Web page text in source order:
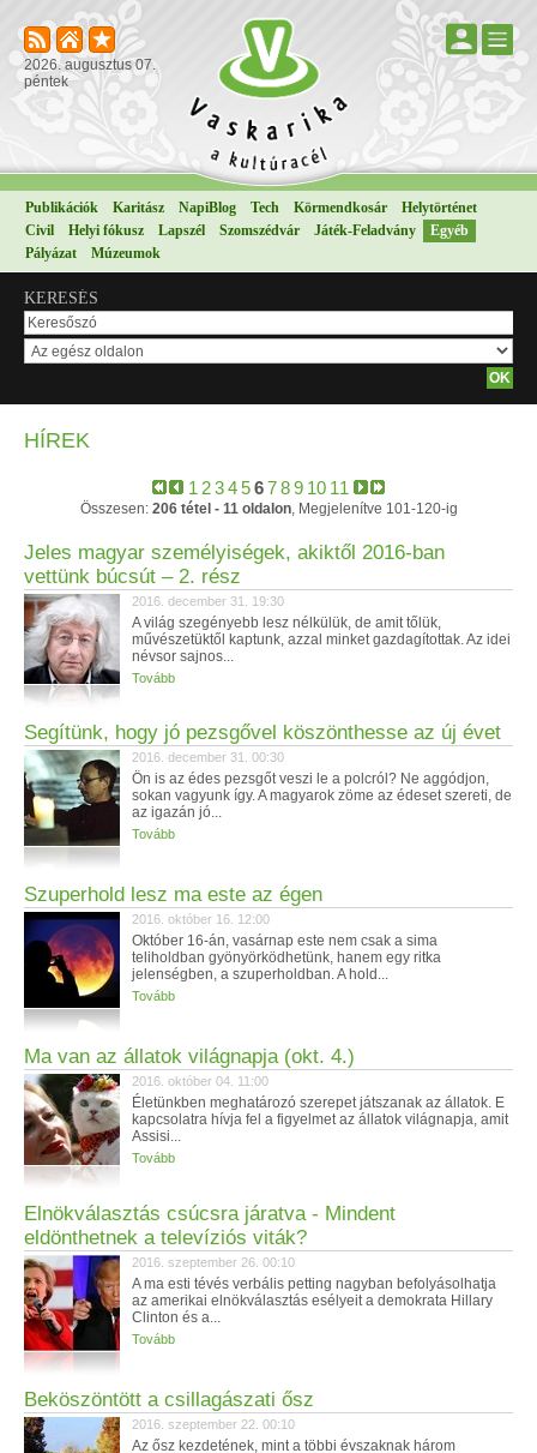
2026. augusztus 07.
péntek
Publikációk Karitász NapiBlog Tech Körmendkosár
Helytörténet
Civil
Helyi fókusz Lapszél Szomszédvár Játék-Feladvány
Egyéb
Pályázat
Múzeumok
KERESÉS
HÍREK
1 23456789 10 11
Összesen: 206 tétel - 11 oldalon, Megjelenítve 101-120-ig
Jeles magyar személyiségek, akiktől 2016-ban
vettünk búcsút – 2. rész
2016. december 31. 19:30
A világ szegényebb lesz nélkülük, de amit tőlük,
művészetüktől kaptunk, azzal minket gazdagítottak. Az idei
névsor sajnos...
Tovább
Segítünk, hogy jó pezsgővel köszönthesse az új évet
2016. december 31. 00:30
Ön is az édes pezsgőt veszi le a polcról? Ne aggódjon,
sokan vagyunk így. A magyarok zöme az édeset szereti, de
az igazán jó...
Tovább
Szuperhold lesz ma este az égen
2016. október 16. 12:00
Október 16-án, vasárnap este nem csak a sima
teliholdban gyönyörködhetünk, hanem egy ritka
jelenségben, a szuperholdban. A hold...
Tovább
Ma van az állatok világnapja (okt. 4.)
2016. október 04. 11:00
Életünkben meghatározó szerepet játszanak az állatok. E
kapcsolatra hívja fel a figyelmet az állatok világnapja, amit
Assisi...
Tovább
Elnökválasztás csúcsra járatva - Mindent
eldönthetnek a televíziós viták?
2016. szeptember 26. 00:10
A ma esti tévés verbális petting nagyban befolyásolhatja
az amerikai elnökválasztás esélyeit a demokrata Hillary
Clinton és a...
Tovább
Beköszöntött a csillagászati ősz
2016. szeptember 22. 00:10
Az ősz kezdetének, mint a többi évszaknak három